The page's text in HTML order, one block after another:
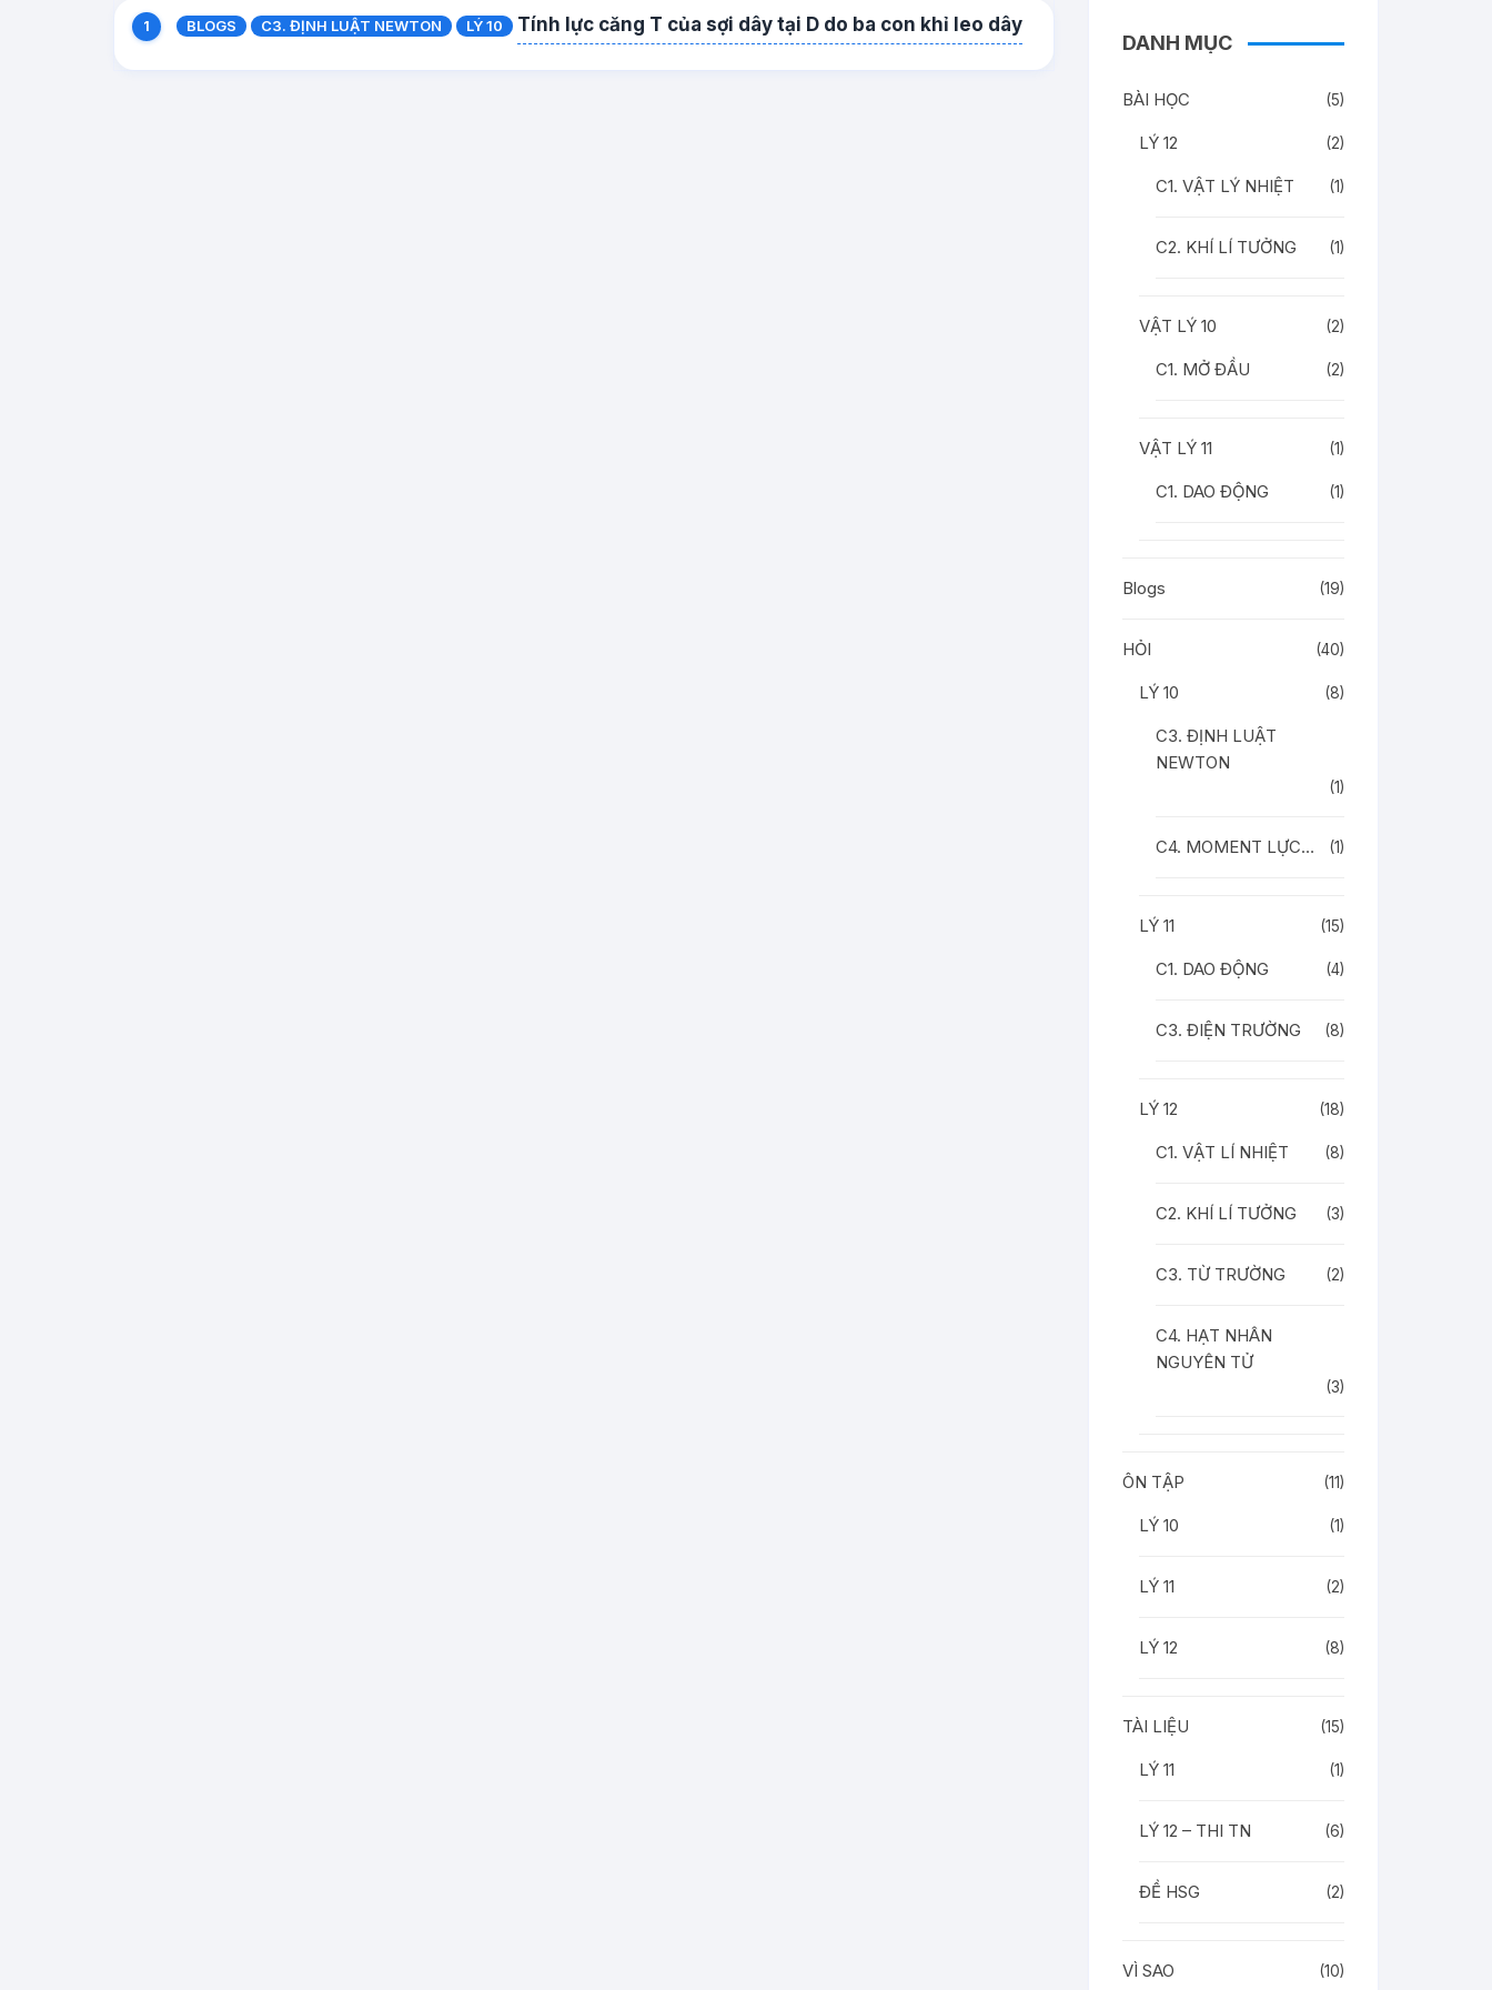
BLOGS C3. ĐỊNH LUẬT NEWTON LÝ 10 Tính lực căng T của sợi dây tại D do ba con khỉ leo dây
DANH MỤC
BÀI HỌC (5)
LÝ 12 (2)
C1. VẬT LÝ NHIỆT (1)
C2. KHÍ LÍ TƯỞNG (1)
VẬT LÝ 10 (2)
C1. MỞ ĐẦU (2)
VẬT LÝ 11 (1)
C1. DAO ĐỘNG (1)
Blogs (19)
HỎI (40)
LÝ 10 (8)
C3. ĐỊNH LUẬT
NEWTON
(1)
C4. MOMENT LỰC… (1)
LÝ 11 (15)
C1. DAO ĐỘNG (4)
C3. ĐIỆN TRƯỜNG (8)
LÝ 12 (18)
C1. VẬT LÍ NHIỆT (8)
C2. KHÍ LÍ TƯỞNG (3)
C3. TỪ TRƯỜNG (2)
C4. HẠT NHÂN
NGUYÊN TỬ
(3)
ÔN TẬP (11)
LÝ 10 (1)
LÝ 11 (2)
LÝ 12 (8)
TÀI LIỆU (15)
LÝ 11 (1)
LÝ 12 – THI TN (6)
ĐỀ HSG (2)
VÌ SAO (10)